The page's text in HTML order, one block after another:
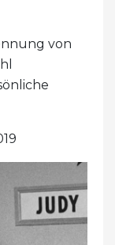
von